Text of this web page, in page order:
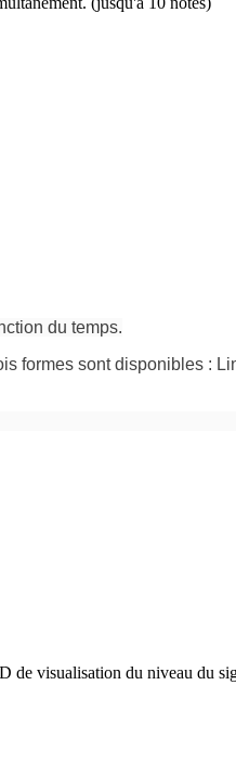
du temps.
formes sont disponibles :
de visualisation du niveau du